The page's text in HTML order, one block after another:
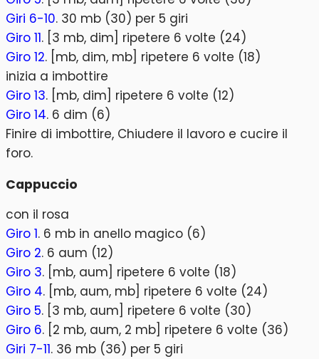
Giri 6-10. 30 mb (30) per 5 giri
Giro 11. [3 mb, dim] ripetere 6 volte (24)
Giro 12. [mb, dim, mb] ripetere 6 volte (18)
inizia a imbottire
Giro 13. [mb, dim] ripetere 6 volte (12)
Giro 14. 6 dim (6)
Finire di imbottire, Chiudere il lavoro e cucire il
foro.
Cappuccio
con il rosa
Giro 1. 6 mb in anello magico (6)
Giro 2. 6 aum (12)
Giro 3. [mb, aum] ripetere 6 volte (18)
Giro 4. [mb, aum, mb] ripetere 6 volte (24)
Giro 5. [3 mb, aum] ripetere 6 volte (30)
Giro 6. [2 mb, aum, 2 mb] ripetere 6 volte (36)
Giri 7-11. 36 mb (36) per 5 giri